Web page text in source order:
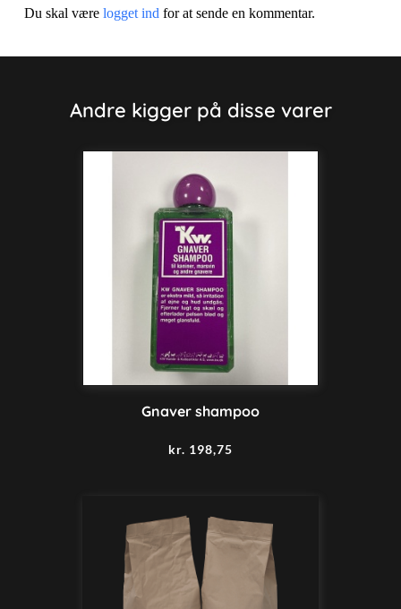
Du skal være logget ind for at sende en kommentar.
Andre kigger på disse varer
Gnaver shampoo
kr. 198,75